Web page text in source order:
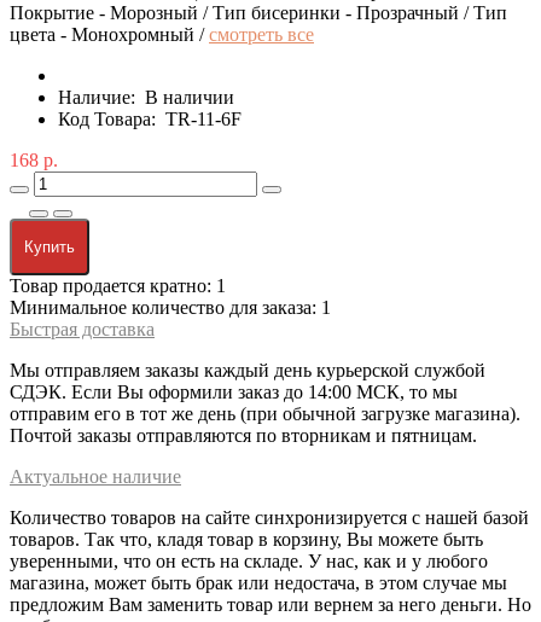
Покрытие - Морозный / Тип бисеринки - Прозрачный / Тип
цвета - Монохромный /смотреть все
Наличие: В наличии
Код Товара: TR-11-6F
168 р.
Купить
Товар продается кратно: 1
Минимальное количество для заказа: 1
Быстрая доставка
Мы отправляем заказы каждый день курьерской службой
СДЭК. Если Вы оформили заказ до 14:00 МСК, то мы
отправим его в тот же день (при обычной загрузке магазина).
Почтой заказы отправляются по вторникам и пятницам.
Актуальное наличие
Количество товаров на сайте синхронизируется с нашей базой
товаров. Так что, кладя товар в корзину, Вы можете быть
уверенными, что он есть на складе. У нас, как и у любого
магазина, может быть брак или недостача, в этом случае мы
предложим Вам заменить товар или вернем за него деньги. Но